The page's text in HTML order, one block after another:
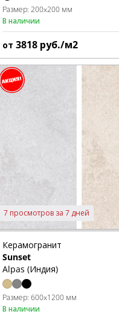
Размер:200x200 мм
В наличии
от3818 руб./м2
7 просмотров за 7 дней
Керамогранит
Sunset
Alpas (Индия)
Размер:600x1200 мм
В наличии